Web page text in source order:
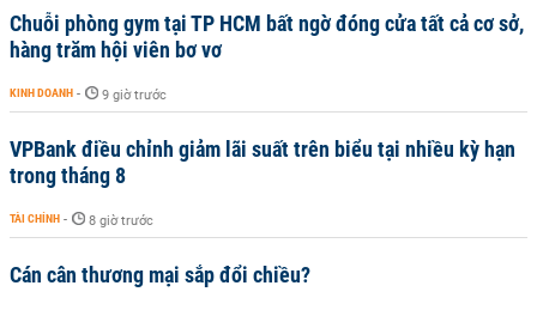
Chuỗi phòng gym tại TP HCM bất ngờ đóng cửa tất cả cơ sở,
hàng trăm hội viên bơ vơ
KINH DOANH - 9 giờ trước
VPBank điều chỉnh giảm lãi suất trên biểu tại nhiều kỳ hạn
trong tháng 8
TÀI CHÍNH - 8 giờ trước
Cán cân thương mại sắp đổi chiều?